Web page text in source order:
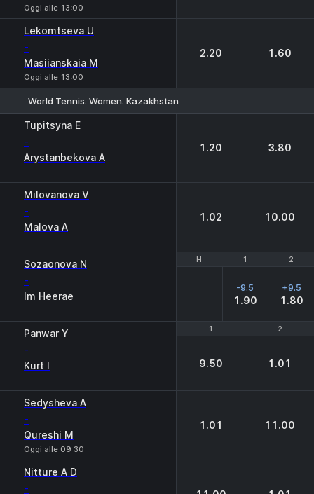
Oggi alle 13:00
Lekomtseva U
-
Masiianskaia M
Oggi alle 13:00
2.20 1.60
World Tennis. Women. Kazakhstan
Tupitsyna E
-
Arystanbekova A
1.20 3.80
Milovanova V
-
Malova A
1.02 10.00
H 1 2
Sozaonova N
-
Im Heerae
H 1 2
-9.5
1.90
+9.5
1.80
1 2
Panwar Y
-
Kurt I
1 2
9.50 1.01
Sedysheva A
-
Qureshi M
Oggi alle 09:30
1.01 11.00
Nitture A D
-